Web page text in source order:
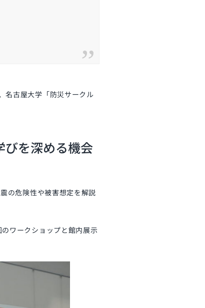
名古屋大学「防災サークル
びを深める機会
の危険性や被害想定を解説
ワークショップと館内展示